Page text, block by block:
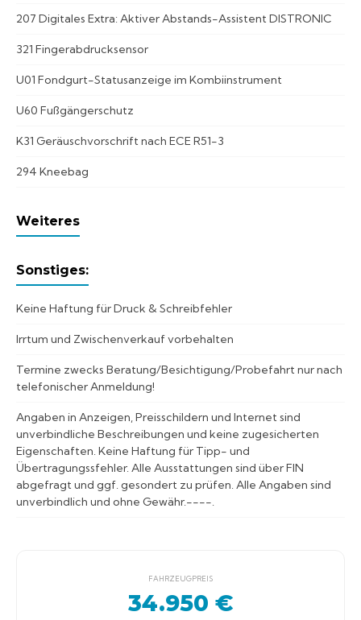
207 Digitales Extra: Aktiver Abstands-Assistent DISTRONIC
321 Fingerabdrucksensor
U01 Fondgurt-Statusanzeige im Kombiinstrument
U60 Fußgängerschutz
K31 Geräuschvorschrift nach ECE R51-3
294 Kneebag
Weiteres
Sonstiges:
Keine Haftung für Druck & Schreibfehler
Irrtum und Zwischenverkauf vorbehalten
Termine zwecks Beratung/Besichtigung/Probefahrt nur nach
telefonischer Anmeldung!
Angaben in Anzeigen, Preisschildern und Internet sind
unverbindliche Beschreibungen und keine zugesicherten
Eigenschaften. Keine Haftung für Tipp- und
Übertragungssfehler. Alle Ausstattungen sind über FIN
abgefragt und ggf. gesondert zu prüfen. Alle Angaben sind
unverbindlich und ohne Gewähr.----.
FAHRZEUGPREIS
34.950 €